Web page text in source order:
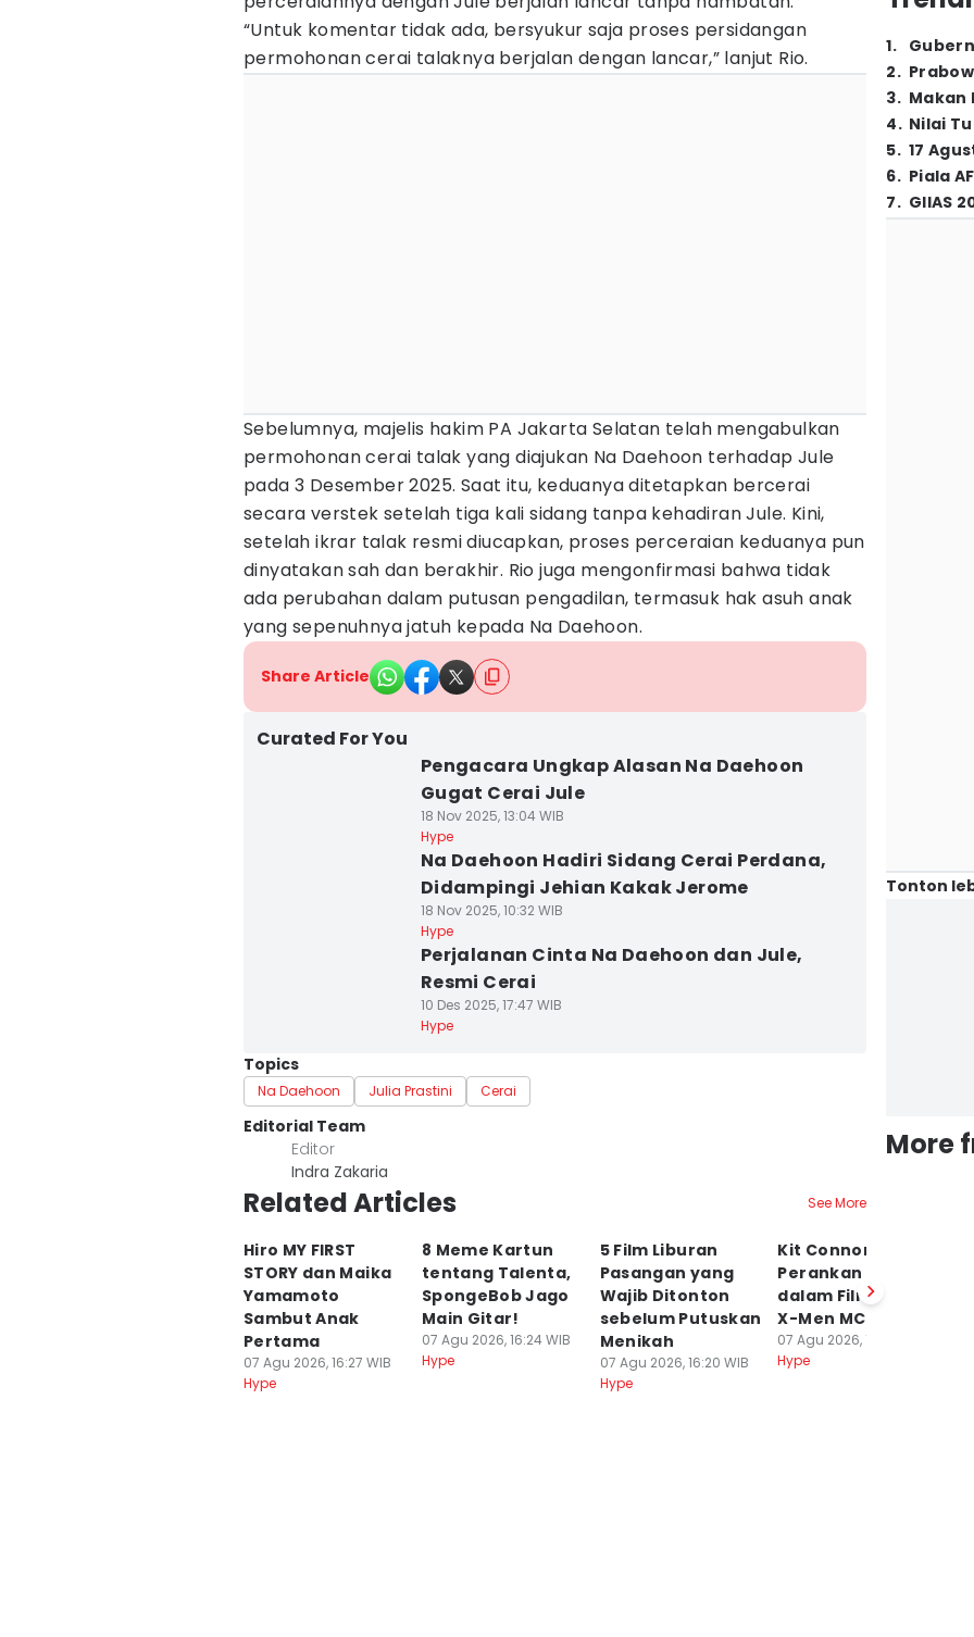
“Untuk komentar tidak ada, bersyukur saja proses persidangan
permohonan cerai talaknya berjalan dengan lancar,” lanjut Rio.
Sebelumnya, majelis hakim PA Jakarta Selatan telah mengabulkan
permohonan cerai talak yang diajukan Na Daehoon terhadap Jule
pada 3 Desember 2025. Saat itu, keduanya ditetapkan bercerai
secara verstek setelah tiga kali sidang tanpa kehadiran Jule. Kini,
setelah ikrar talak resmi diucapkan, proses perceraian keduanya pun
dinyatakan sah dan berakhir. Rio juga mengonfirmasi bahwa tidak
ada perubahan dalam putusan pengadilan, termasuk hak asuh anak
yang sepenuhnya jatuh kepada Na Daehoon.
Share Article
Curated For You
Pengacara Ungkap Alasan Na Daehoon
Gugat Cerai Jule
18 Nov 2025, 13:04 WIB
Hype
Na Daehoon Hadiri Sidang Cerai Perdana,
Didampingi Jehian Kakak Jerome
18 Nov 2025, 10:32 WIB
Hype
Perjalanan Cinta Na Daehoon dan Jule,
Resmi Cerai
10 Des 2025, 17:47 WIB
Hype
Topics
Na Daehoon Julia Prastini Cerai
Editorial Team
Editor
Indra Zakaria
Related Articles See More
Hiro MY FIRST
STORY dan Maika
Yamamoto
Sambut Anak
Pertama
07 Agu 2026, 16:27 WIB
Hype
8 Meme Kartun
tentang Talenta,
SpongeBob Jago
Main Gitar!
07 Agu 2026, 16:24 WIB
Hype
5 Film Liburan
Pasangan yang
Wajib Ditonton
sebelum Putuskan
Menikah
07 Agu 2026, 16:20 WIB
Hype
Kit Connor
Perankan Cyclops
dalam Film Reboot
X-Men MCU
07 Agu 2026, 16:16 WIB
Hype
1.
2.
3. Makan
4. Nilai
5. 17
6. Piala
7. GIIAS
Tonton
More